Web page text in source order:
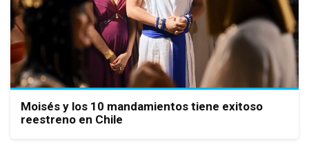
Moisés y los 10 mandamientos tiene exitoso
reestreno en Chile